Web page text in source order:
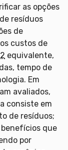
as opções
resíduos
de
custos de
equivalente,
tempo de
Em
avaliados,
consiste em
de resíduos;
que
por